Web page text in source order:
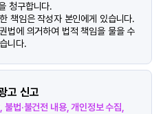
청구합니다.
책임은 작성자 본인에게 있습니다.
법에 의거하여 법적 책임을 물을 수
니다.
고 신고
법·불건전 내용, 개인정보 수집,